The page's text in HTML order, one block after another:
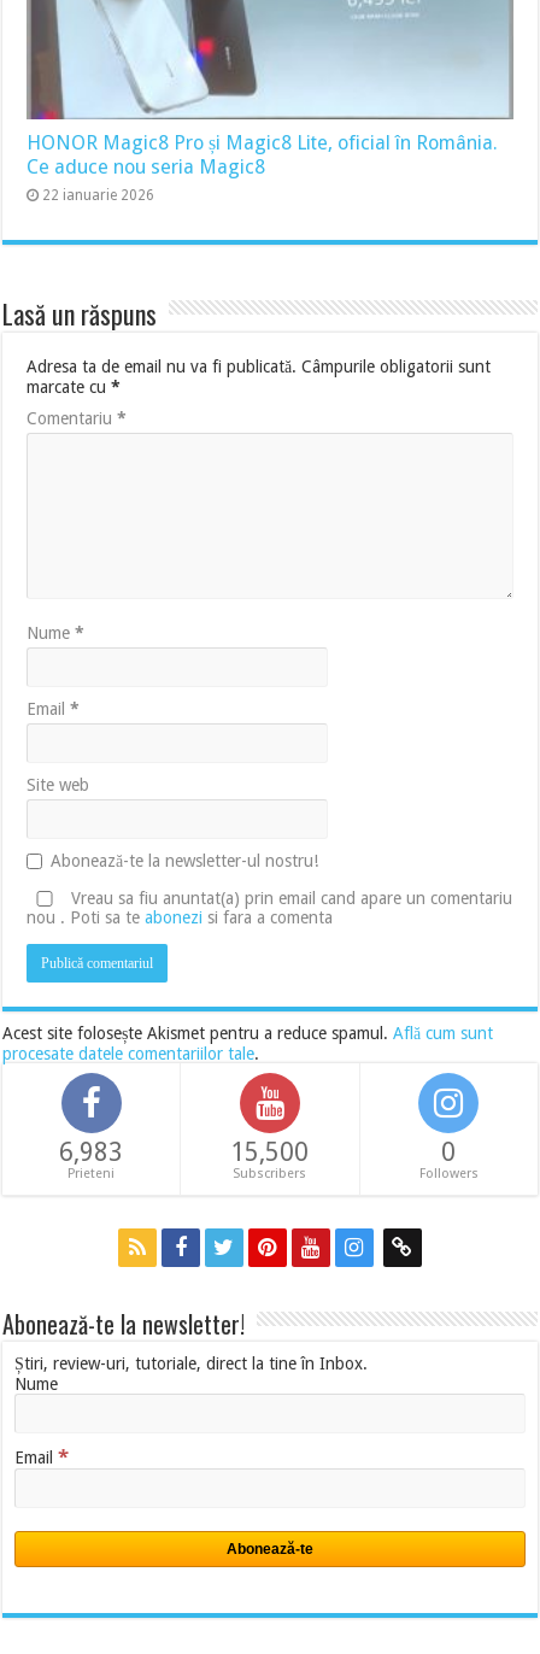
HONOR Magic8 Pro și Magic8 Lite, oficial în România.
Ce aduce nou seria Magic8
22 ianuarie 2026
Lasă un răspuns
Adresa ta de email nu va fi publicată. Câmpurile obligatorii sunt
marcate cu*
Comentariu*
Nume*
Email*
Site web
Abonează-te la newsletter-ul nostru!
Vreau sa fiu anuntat(a) prin email cand apare un comentariu
nou . Poti sa teabonezi si fara a comenta
Acest site folosește Akismet pentru a reduce spamul.Află cum sunt
procesate datele comentariilor tale.
6,983
Prieteni
15,500
Subscribers
0
Followers
Abonează-te la newsletter!
Știri, review-uri, tutoriale, direct la tine în Inbox.
Nume
Email*